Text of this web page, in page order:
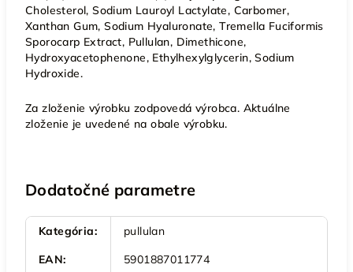
Cholesterol, Sodium Lauroyl Lactylate, Carbomer,
Xanthan Gum, Sodium Hyaluronate, Tremella Fuciformis
Sporocarp Extract, Pullulan, Dimethicone,
Hydroxyacetophenone, Ethylhexylglycerin, Sodium
Hydroxide.
Za zloženie výrobku zodpovedá výrobca. Aktuálne
zloženie je uvedené na obale výrobku.
Dodatočné parametre
Kategória:
pullulan
EAN:
5901887011774